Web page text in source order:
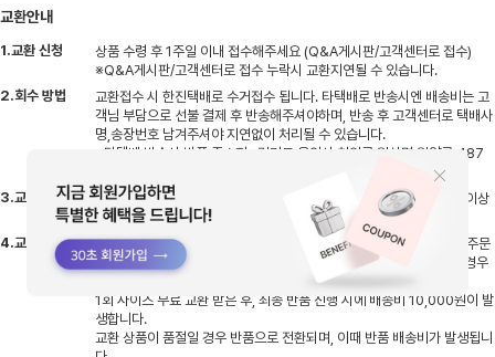
교환안내
1.교환 신청
상품 수령 후 1주일 이내 접수해주세요 (Q&A게시판/고객센터로 접수)
※Q&A게시판/고객센터로 접수 누락시 교환지연될 수 있습니다.
2.회수 방법
교환접수 시 한진택배로 수거접수 됩니다. 타택배로 반송시엔 배송비는 고
객님 부담으로 선불 결제 후 반송해주셔야하며, 반송 후 고객센터로 택배사
명,송장번호 남겨주셔야 지연없이 처리될 수 있습니다.
※타택배 반송시 반품 주소지 : 경기도 용인시 처인구 원삼면 원양로 487
3.교환 기간
반송하신 상품 입고 후 검수기간 평일기준 2~3일 소요, 검수 후 상품 이상
없을시 교환상품 출고 진행됩니다
4.교환 배송비
비회원(네이버페이)으로 주문시 배송비 5,000원 발생하며 회원으로 주문
시엔 주문건당 1회 무료교환 가능합니다 (동일상품 사이즈 재고 있을 경우
1회 사이즈 무료 교환 받은 후, 최종 반품 진행 시에 배송비 10,000원이 발
생합니다.
교환 상품이 품절일 경우 반품으로 전환되며, 이때 반품 배송비가 발생됩니